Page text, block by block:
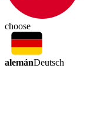
choose
alemánDeutsch